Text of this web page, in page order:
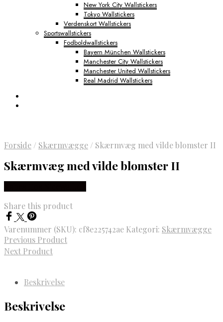
New York City Wallstickers
Tokyo Wallstickers
Verdenskort Wallstickers
Sportswallstickers
Fodboldwallstickers
Bayern München Wallstickers
Manchester City Wallstickers
Manchester United Wallstickers
Real Madrid Wallstickers
Forside / Skærmvægge / Skærmvæg med vilde blomster II
Skærmvæg med vilde blomster II
Share this product
Varenummer (SKU): cf8e225742ae Kategori: Skærmvægge
Previous Product
Next Product
Beskrivelse
Beskrivelse